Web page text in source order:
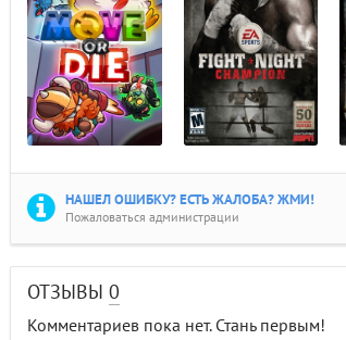
НАШЕЛ ОШИБКУ? ЕСТЬ ЖАЛОБА? ЖМИ!
Пожаловаться администрации
ОТЗЫВЫ 0
Комментариев пока нет. Стань первым!